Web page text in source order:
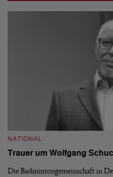
NATIONAL
Trauer um Wolfgang
Die Badmintongemeinschaft in